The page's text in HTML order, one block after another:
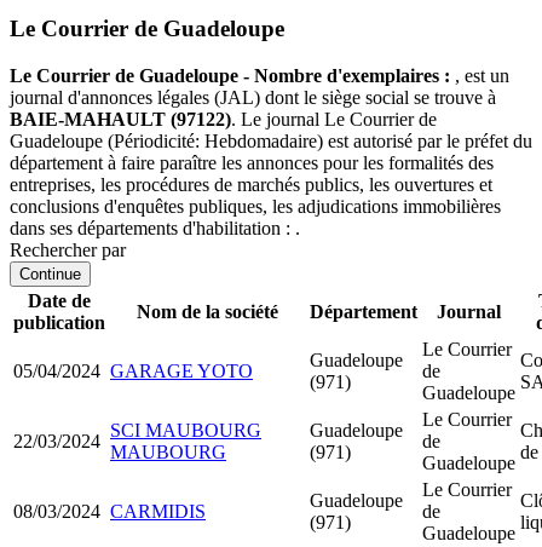
Le Courrier de Guadeloupe
Le Courrier de Guadeloupe - Nombre d'exemplaires : , est un
journal d'annonces légales (JAL) dont le siège social se trouve à
BAIE-MAHAULT (97122). Le journal Le Courrier de
Guadeloupe (Périodicité: Hebdomadaire) est autorisé par le préfet du
département à faire paraître les annonces pour les formalités des
entreprises, les procédures de marchés publics, les ouvertures et
conclusions d'enquêtes publiques, les adjudications immobilières
dans ses départements d'habilitation : .
Rechercher par
Continue
Date de
publication
Nom de la société Département Journal
05/04/2024 GARAGE YOTO
Guadeloupe
(971)
Le Courrier
de
Guadeloupe
22/03/2024
SCI MAUBOURG
MAUBOURG
Guadeloupe
(971)
Le Courrier
de
Guadeloupe
08/03/2024 CARMIDIS
Guadeloupe
(971)
Le Courrier
de
Guadeloupe